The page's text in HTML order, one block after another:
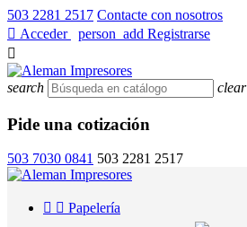
503 2281 2517 Contacte con nosotros
 Acceder person_add Registrarse

search clear
Pide una cotización
503 7030 0841 503 2281 2517
  Papelería